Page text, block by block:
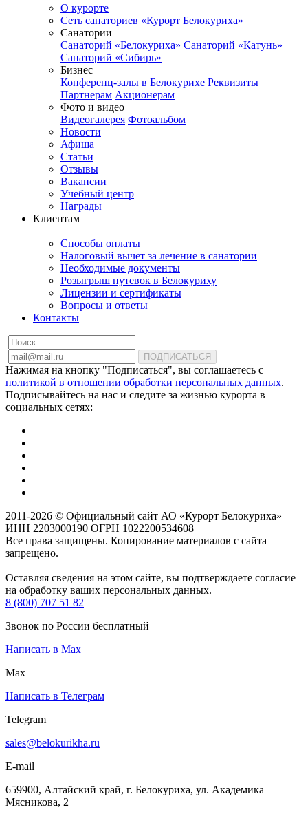
О курорте
Сеть санаториев «Курорт Белокуриха»
Санатории
Санаторий «Белокуриха» Санаторий «Катунь»
Санаторий «Сибирь»
Бизнес
Конференц-залы в Белокурихе Реквизиты
Партнерам Акционерам
Фото и видео
Видеогалерея Фотоальбом
Новости
Афиша
Статьи
Отзывы
Вакансии
Учебный центр
Награды
Клиентам
Способы оплаты
Налоговый вычет за лечение в санатории
Необходимые документы
Розыгрыш путевок в Белокуриху
Лицензии и сертификаты
Вопросы и ответы
Контакты
ПОДПИСАТЬСЯ
Нажимая на кнопку "Подписаться", вы соглашаетесь с
политикой в отношении обработки персональных данных.
Подписывайтесь на нас и следите за жизнью курорта в
социальных сетях:
2011-2026 © Официальный сайт АО «Курорт Белокуриха»
ИНН 2203000190 ОГРН 1022200534608
Все права защищены. Копирование материалов с сайта
запрещено.
Оставляя сведения на этом сайте, вы подтверждаете согласие
на обработку ваших персональных данных.
8 (800) 707 51 82
Звонок по России бесплатный
Написать в Max
Max
Написать в Телеграм
Telegram
sales@belokurikha.ru
E-mail
659900, Алтайский край, г. Белокуриха, ул. Академика
Мясникова, 2